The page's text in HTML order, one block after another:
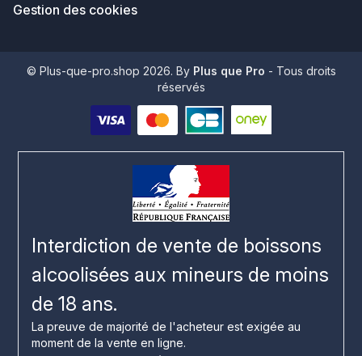
Gestion des cookies
© Plus-que-pro.shop 2026. By Plus que Pro - Tous droits
réservés
Interdiction de vente de boissons
alcoolisées aux mineurs de moins
de 18 ans.
La preuve de majorité de l'acheteur est exigée au
moment de la vente en ligne.